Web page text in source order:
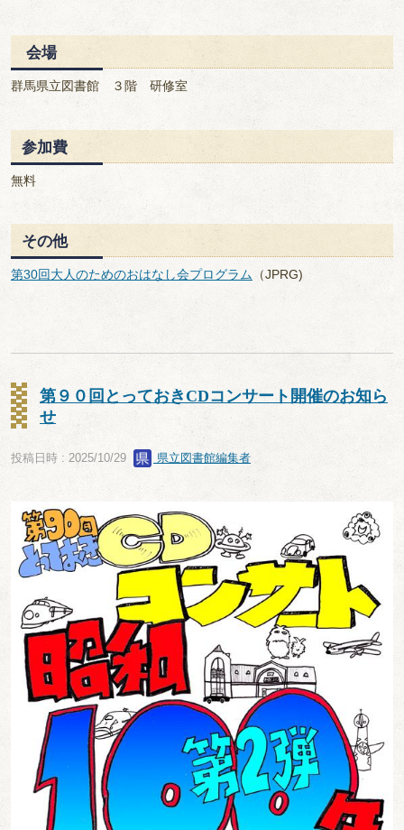
会場
群馬県立図書館 ３階 研修室
参加費
無料
その他
第30回大人のためのおはなし会プログラム （JPRG)
第９０回とっておきCDコンサート開催のお知ら
せ
投稿日時 : 2025/10/29 県立図書館編集者